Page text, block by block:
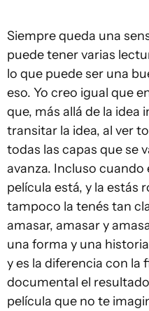
Siempre queda una
puede tener varias
lo que puede ser una
eso. Yo creo igual que
que, más allá de la idea
transitar la idea, al ver
todas las capas que se
avanza. Incluso
película está, y la estás
tampoco la tenés tan
amasar, amasar y
una forma y una
y es la diferencia con la
documental el
película que no te